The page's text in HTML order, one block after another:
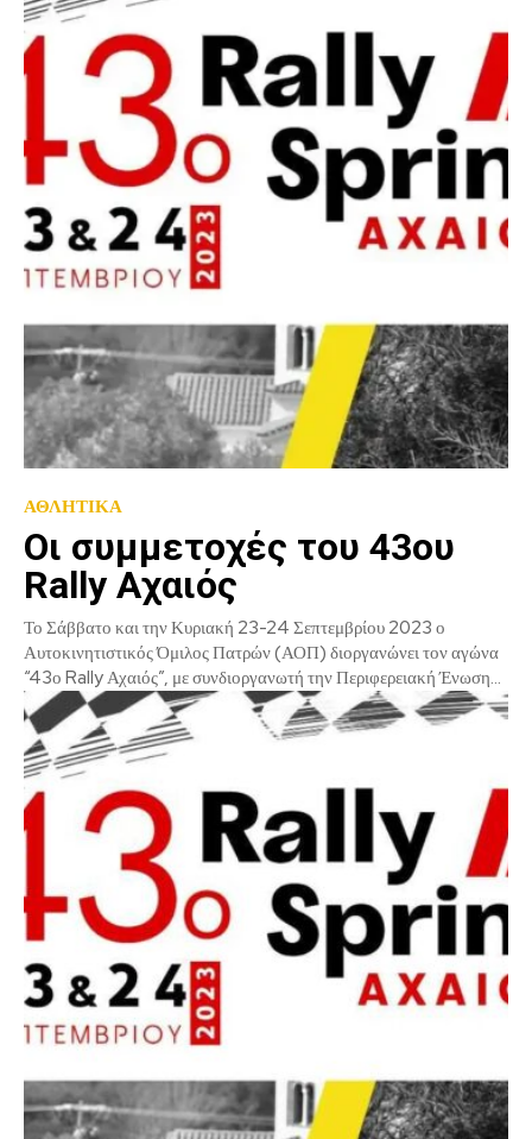
ΑΘΛΗΤΙΚΑ
Οι συμμετοχές του 43ου
Rally Αχαιός
Το Σάββατο και την Κυριακή 23-24 Σεπτεμβρίου 2023 ο
Αυτοκινητιστικός Όμιλος Πατρών (ΑΟΠ) διοργανώνει τον αγώνα
“43ο Rally Αχαιός”, με συνδιοργανωτή την Περιφερειακή Ένωση...